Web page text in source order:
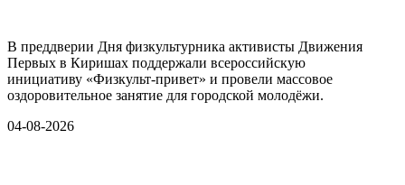
В преддверии Дня физкультурника активисты Движения
Первых в Киришах поддержали всероссийскую
инициативу «Физкульт-привет» и провели массовое
оздоровительное занятие для городской молодёжи.
04-08-2026